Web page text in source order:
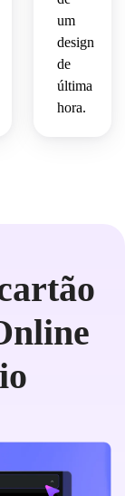
um
design
de
última
hora.